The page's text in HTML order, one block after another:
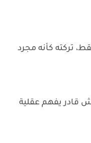
تركته كأنه مجرد
قادر يفهم عقلية